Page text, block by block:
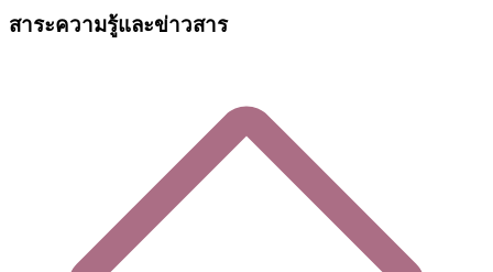
สาระความรู้และข่าวสาร